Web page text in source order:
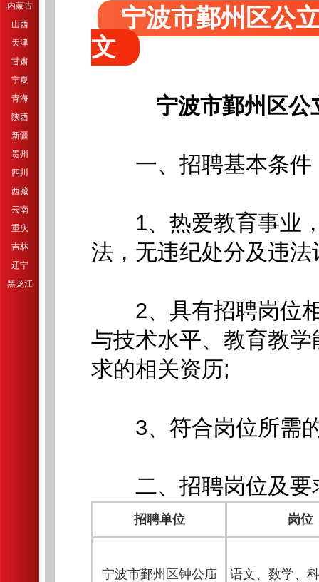
内蒙古
山西
天津
甘肃
宁夏
青海
陕西
新疆
贵州
四川
西藏
云南
重庆
吉林
辽宁
黑龙江
宁波市鄞州区公
文
宁波市鄞州区公
一、招聘基本条件
1、热爱教育事业，
法，无违纪处分及违法
2、具有招聘岗位相
与技术水平、教育教
求的相关资历;
3、符合岗位所需
二、招聘岗位及要
招聘单位 岗位
宁波市鄞州区钟公庙
语文、数学、